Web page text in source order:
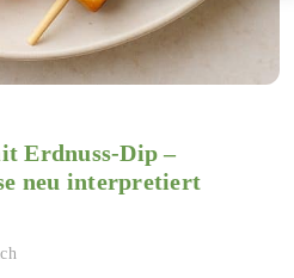
Erdnuss-Dip –
neu interpretiert